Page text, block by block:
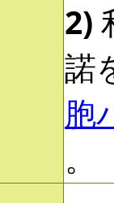
2)
諾
胞
。